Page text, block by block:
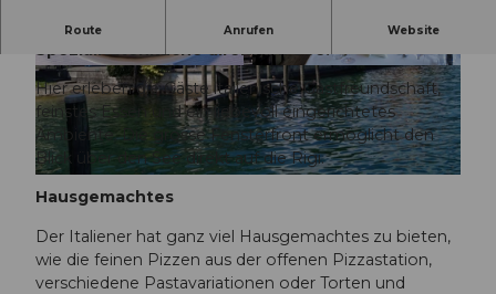
CC-BY-ND © CC-BY-ND
Route Anrufen Website
Der Italiener bietet eine original italienische
Spezialitätenküche direkt am See.
Hier erleben die Gäste italienische Gastfreundschaft,
feinstes Essen und ein liebevoll eingerichtetes
Ambiente. Die grosse Fensterfront ermöglicht den
Blick über den See direkt auf die Rigi.
Hausgemachtes
Der Italiener hat ganz viel Hausgemachtes zu bieten,
wie die feinen Pizzen aus der offenen Pizzastation,
verschiedene Pastavariationen oder Torten und